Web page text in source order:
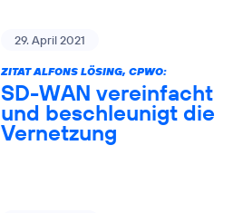
29. April 2021
ZITAT ALFONS LÖSING, CPWO:
SD-WAN vereinfacht
und beschleunigt die
Vernetzung